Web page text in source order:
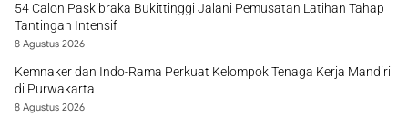
54 Calon Paskibraka Bukittinggi Jalani Pemusatan Latihan Tahap
Tantingan Intensif
8 Agustus 2026
Kemnaker dan Indo-Rama Perkuat Kelompok Tenaga Kerja Mandiri
di Purwakarta
8 Agustus 2026